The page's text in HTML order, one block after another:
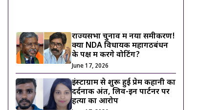
राज्यसभा चुनाव में नया समीकरण!
क्या NDA विधायक महागठबंधन
के पक्ष में करेंगे वोटिंग?
June 17, 2026
इंस्टाग्राम से शुरू हुई प्रेम कहानी का
दर्दनाक अंत, लिव-इन पार्टनर पर
हत्या का आरोप